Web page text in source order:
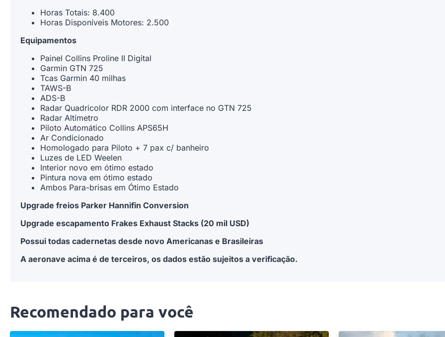
Horas Totais: 8.400
Horas Disponíveis Motores: 2.500
Equipamentos
Painel Collins Proline II Digital
Garmin GTN 725
Tcas Garmin 40 milhas
TAWS-B
ADS-B
Radar Quadricolor RDR 2000 com interface no GTN 725
Radar Altímetro
Piloto Automático Collins APS65H
Ar Condicionado
Homologado para Piloto + 7 pax c/ banheiro
Luzes de LED Weelen
Interior novo em ótimo estado
⁠Pintura nova em ótimo estado
Ambos Para-brisas em Ótimo Estado
Upgrade freios Parker Hannifin Conversion
Upgrade escapamento Frakes Exhaust Stacks (20 mil USD)
Possui todas cadernetas desde novo Americanas e Brasileiras
A aeronave acima é de terceiros, os dados estão sujeitos a verificação.
Recomendado para você